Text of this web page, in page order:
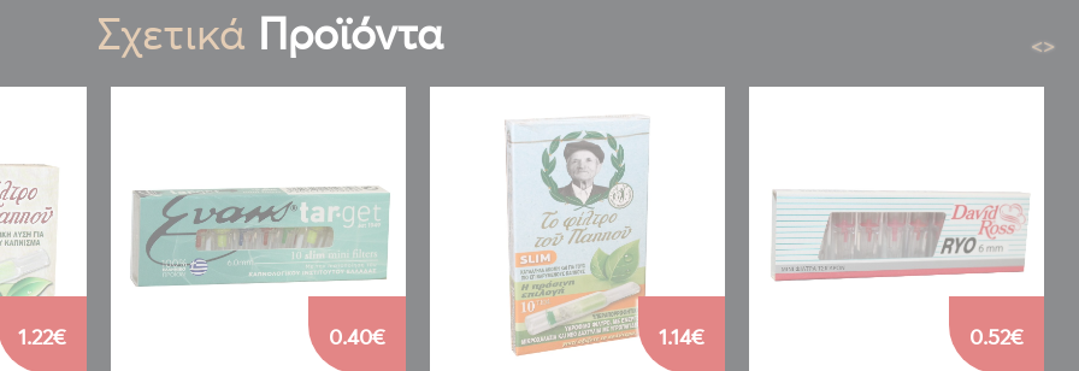
Σχετικά Προϊόντα
1.22€ 0.40€ 1.14€ 0.52€
<>